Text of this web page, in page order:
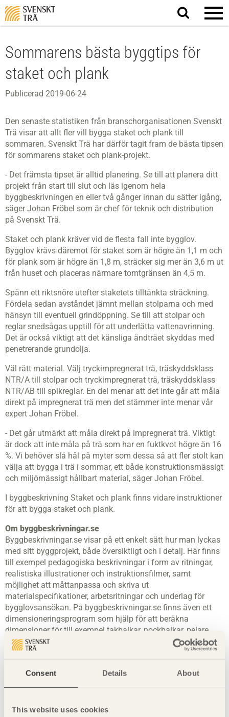
Consent Details About
This website uses cookies
Sök
på
Sommarens bästa byggtips för
staket och plank
Publicerad 2019-06-24
Den senaste statistiken från branschorganisationen Svenskt
Trä visar att allt fler vill bygga staket och plank till
sommaren. Svenskt Trä har därför tagit fram de bästa tipsen
för sommarens staket och plank-projekt.
- Det främsta tipset är alltid planering. Se till att planera ditt
projekt från start till slut och läs igenom hela
byggbeskrivningen en eller två gånger innan du sätter igång,
säger Johan Fröbel som är chef för teknik och distribution
på Svenskt Trä.
Staket och plank kräver vid de flesta fall inte bygglov.
Bygglov krävs däremot för staket som är högre än 1,1 m och
för plank som är högre än 1,8 m, sträcker sig mer än 3,6 m ut
från huset och placeras närmare tomtgränsen än 4,5 m.
Spänn ett riktsnöre utefter staketets tilltänkta sträckning.
Fördela sedan avståndet jämnt mellan stolparna och med
hänsyn till eventuell grindöppning. Se till att stolpar och
reglar snedsågas upptill för att underlätta vattenavrinning.
Det är också viktigt att det känsliga ändträet skyddas med
penetrerande grundolja.
Väl rätt material. Välj tryckimpregnerat trä, träskyddsklass
NTR/A till stolpar och tryckimpregnerat trä, träskyddsklass
NTR/AB till spikreglar. En del menar att det inte går att måla
direkt på impregnerat trä men det stämmer inte menar vår
expert Johan Fröbel.
- Det går utmärkt att måla direkt på impregnerat trä. Viktigt
är dock att inte måla på trä som har en fuktkvot högre än 16
%. Vi behöver slå hål på myter som dessa så att fler stolt kan
välja att bygga i trä i sommar, ett både konstruktionsmässigt
och miljömässigt hållbart material, säger Johan Fröbel.
I byggbeskrivning Staket och plank finns vidare instruktioner
för att bygga staket och plank.
Om byggbeskrivningar.se
Byggbeskrivningar.se visar på ett enkelt sätt hur man lyckas
med sitt byggprojekt, både översiktligt och i detalj. Här finns
till exempel pedagogiska beskrivningar i form av ritningar,
realistiska illustrationer och instruktionsfilmer, samt
möjlighet att måttanpassa och skriva ut
materialspecifikationer, arbetsritningar och underlag för
bygglovsansökan. På byggbeskrivningar.se finns även ett
dimensioneringsprogram som hjälp för att beräkna
dimensioner för till exempel takbalkar, nockbalkar, pelare
eller golv- och altanbjälkar i konstruktionsvirke eller limträ.
Byggbeskrivningarna finns även att hämta i den lokala bygg-
Trärådhuset finns fler tydliga instruktioner och tips:
https://www.traradhuset.se/tradgard.html#
Pressbilder